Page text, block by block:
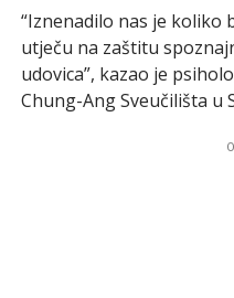
“Iznenadilo nas je koliko
utječu na zaštitu
udovica”, kazao je
Chung-Ang Sveučilišta u